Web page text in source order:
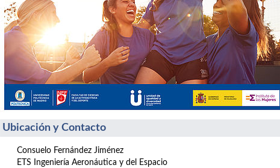
Ubicación y Contacto
Consuelo Fernández Jiménez
ETS Ingeniería Aeronáutica y del Espacio